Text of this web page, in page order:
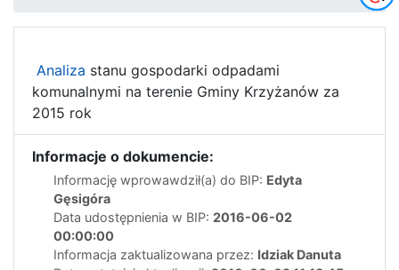
Analiza stanu gospodarki odpadami
komunalnymi na terenie Gminy Krzyżanów za
2015 rok
Informacje o dokumencie:
Informację wprowawdził(a) do BIP: Edyta
Gęsigóra
Data udostępnienia w BIP: 2016-06-02
00:00:00
Informacja zaktualizowana przez: Idziak Danuta